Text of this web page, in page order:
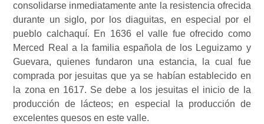
consolidarse inmediatamente ante la resistencia ofrecida
durante un siglo, por los diaguitas, en especial por el
pueblo calchaquí. En 1636 el valle fue ofrecido como
Merced Real a la familia española de los Leguizamo y
Guevara, quienes fundaron una estancia, la cual fue
comprada por jesuitas que ya se habían establecido en
la zona en 1617. Se debe a los jesuitas el inicio de la
producción de lácteos; en especial la producción de
excelentes quesos en este valle.